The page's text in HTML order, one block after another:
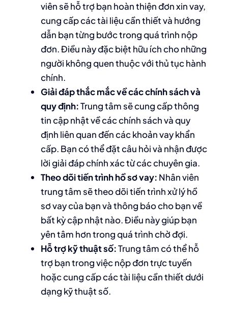
viên sẽ hỗ trợ bạn hoàn thiện đơn xin vay,
cung cấp các tài liệu cần thiết và hướng
dẫn bạn từng bước trong quá trình nộp
đơn. Điều này đặc biệt hữu ích cho những
người không quen thuộc với thủ tục hành
chính.
Giải đáp thắc mắc về các chính sách và
quy định:Trung tâm sẽ cung cấp thông
tin cập nhật về các chính sách và quy
định liên quan đến các khoản vay khẩn
cấp. Bạn có thể đặt câu hỏi và nhận được
lời giải đáp chính xác từ các chuyên gia.
Theo dõi tiến trình hồ sơ vay: Nhân viên
trung tâm sẽ theo dõi tiến trình xử lý hồ
sơ vay của bạn và thông báo cho bạn về
bất kỳ cập nhật nào. Điều này giúp bạn
yên tâm hơn trong quá trình chờ đợi.
Hỗ trợ kỹ thuật số:Trung tâm có thể hỗ
trợ bạn trong việc nộp đơn trực tuyến
hoặc cung cấp các tài liệu cần thiết dưới
dạng kỹ thuật số.